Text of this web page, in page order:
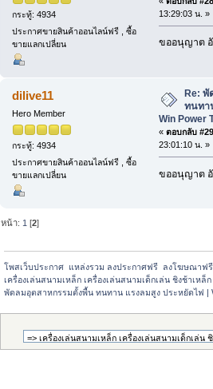
กระทู้: 4934
ประกาศขายสินค้าออนไลน์ฟรี , ซื้อ
ขายแลกเปลี่ยน
13:29:03 น. »
ขออนุญาต
dilive11
Hero Member
กระทู้: 4934
ประกาศขายสินค้าออนไลน์ฟรี , ซื้อ
ขายแลกเปลี่ยน
Re: พั
ทนทา
Win Power
« ตอบกลับ
23:01:10 น. »
ขออนุญาต
หน้า: 1 [2]
โพสเว็บประกาศ  แหล่งรวม ลงประกาศฟรี  ลงโฆษณาฟรี
เครื่องเล่นสนามเหล็ก เครื่องเล่นสนามเด็กเล่น ชิงช้าเห
พัดลมอุตสาหกรรมตั้งพื้น ทนทาน แรงลมสูง ประหยัดไฟ |